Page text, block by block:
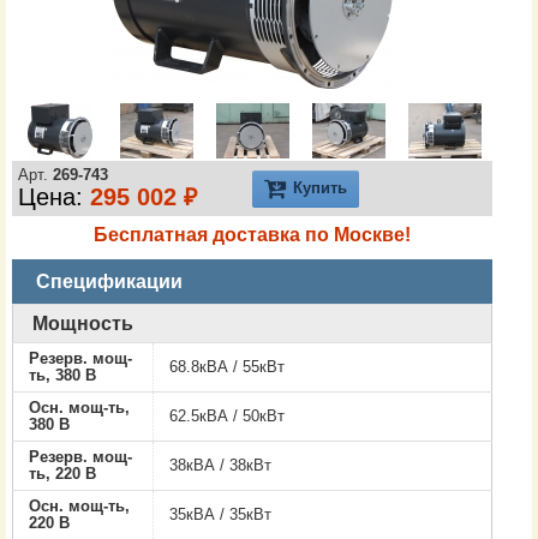
Арт. 269-743
Цена: 295 002 ₽ Купить
Бесплатная доставка по Москве!
Спецификации
Мощность
Резерв. мощ-
ть, 380 В
68.8кВА / 55кВт
Осн. мощ-ть,
380 В
62.5кВА / 50кВт
Резерв. мощ-
ть, 220 В
38кВА / 38кВт
Осн. мощ-ть,
220 В
35кВА / 35кВт